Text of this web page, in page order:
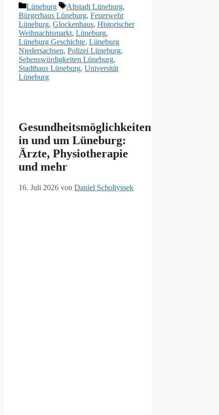
Kategorien
Lüneburg Schlagwörter
Altstadt Lüneburg,
Bürgerhaus Lüneburg, Feuerwehr
Lüneburg, Glockenhaus, Historischer
Weihnachtsmarkt, Lüneburg,
Lüneburg Geschichte, Lüneburg
Niedersachsen, Polizei Lüneburg,
Sehenswürdigkeiten Lüneburg,
Stadthaus Lüneburg, Universität
Lüneburg
Gesundheitsmöglichkeiten
in und um Lüneburg:
Ärzte, Physiotherapie
und mehr
16. Juli 2026 von Daniel Scholtyssek